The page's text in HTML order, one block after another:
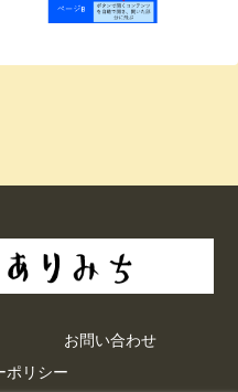
お問い合わせ
ポリシー